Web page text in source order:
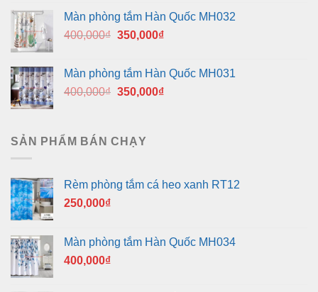
400,000₫.là:
350,000₫.
Màn phòng tắm Hàn Quốc MH032
400,000₫ Giá
400,000₫.
350,000₫Giá
là:
350,000₫.
Màn phòng tắm Hàn Quốc MH031
400,000₫ Giá
400,000₫.
350,000₫Giá
SẢN PHẨM BÁN CHẠY
Rèm phòng tắm cá heo xanh RT12
250,000₫
Màn phòng tắm Hàn Quốc MH034
400,000₫